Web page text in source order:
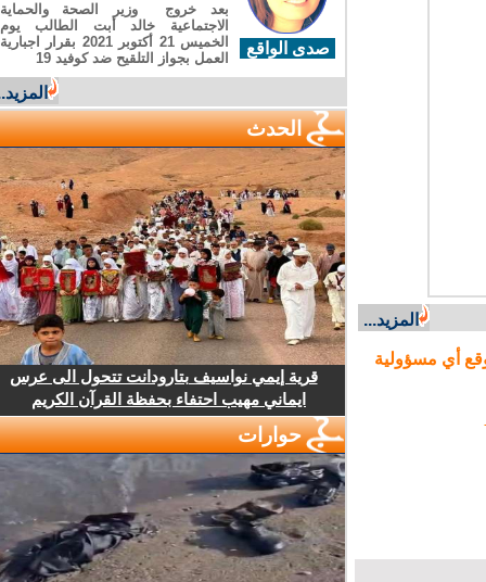
المزيد...
أي مسؤولية
صدى الواقع
بعد خروج وزير الصحة والحماية
الاجتماعية خالد أبت الطالب يوم
الخميس 21 أكتوبر 2021 بقرار اجبارية
العمل بجواز التلقيح ضد كوفيد 19
المزيد...
الحدث
قرية إيمي نواسيف بتارودانت تتحول الى عرس
ايماني مهيب احتفاء بحفظة القرآن الكريم
حوارات